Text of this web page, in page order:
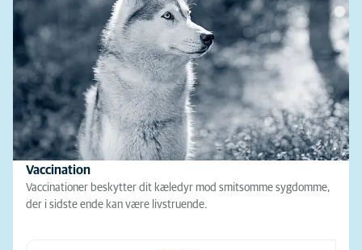
Vaccination
Vaccinationer beskytter dit kæledyr mod smitsomme sygdomme,
der i sidste ende kan være livstruende.